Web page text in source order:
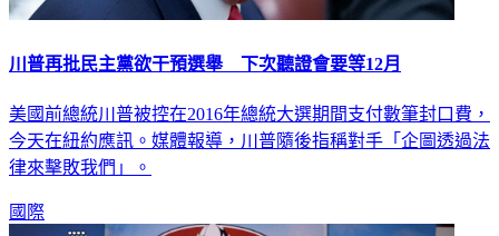
川普再批民主黨欲干預選舉 下次聽證會要等12月
美國前總統川普被控在2016年總統大選期間支付數筆封口費，
今天在紐約應訊。媒體報導，川普隨後指稱對手「企圖透過法
律來擊敗我們」。
國際